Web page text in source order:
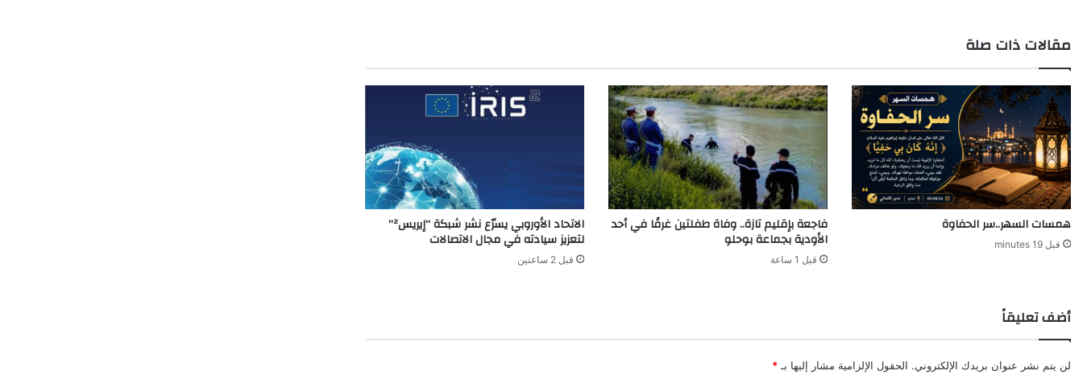
مقالات ذات صلة
همسات السهر..سر الحفاوة
قبل 19 minutes
فاجعة بإقليم تازة.. وفاة طفلتين غرقًا في أحد
الأودية بجماعة بوحلو
قبل 1 ساعة
الاتحاد الأوروبي يسرّع نشر شبكة “إيريس²”
لتعزيز سيادته في مجال الاتصالات
قبل 2 ساعتين
أضف تعليقاً
لن يتم نشر عنوان بريدك الإلكتروني. الحقول الإلزامية مشار إليها بـ *